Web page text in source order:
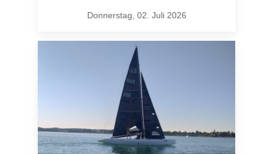
Donnerstag, 02. Juli 2026